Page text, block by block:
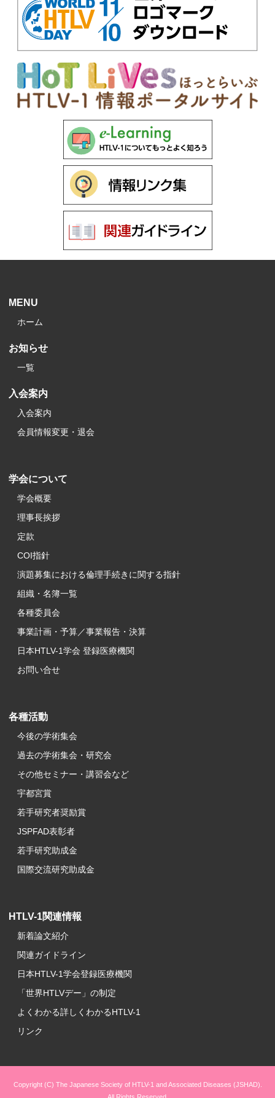
MENU
ホーム
お知らせ
一覧
入会案内
入会案内
会員情報変更・退会
学会について
学会概要
理事長挨拶
定款
COI指針
演題募集における倫理手続きに関する指針
組織・名簿一覧
各種委員会
事業計画・予算／事業報告・決算
日本HTLV-1学会 登録医療機関
お問い合せ
各種活動
今後の学術集会
過去の学術集会・研究会
その他セミナー・講習会など
宇都宮賞
若手研究者奨励賞
JSPFAD表彰者
若手研究助成金
国際交流研究助成金
HTLV-1関連情報
新着論文紹介
関連ガイドライン
日本HTLV-1学会登録医療機関
「世界HTLVデー」の制定
よくわかる詳しくわかるHTLV-1
リンク
Copyright (C) The Japanese Society of HTLV-1 and Associated Diseases (JSHAD).